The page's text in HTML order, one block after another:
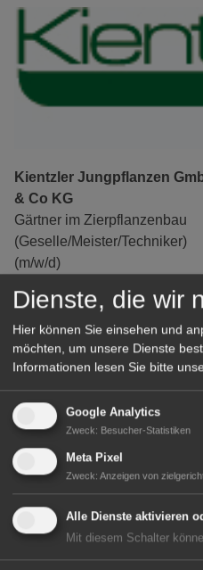
Kientzler Jungpflanzen
& Co KG
Gärtner im Zierpflanzenbau
(Geselle/Meister/Techniker)
(m/w/d)
zur
Gärtnerei Hanns
Dienste, die wir
Hier können Sie einsehen und
möchten, um unsere Dienste
Informationen lesen Sie bitte
Google Analytics
Zweck: Besucher-Statistiken
Meta Pixel
Zweck: Anzeigen von
Alle Dienste aktivieren
Mit diesem Schalter